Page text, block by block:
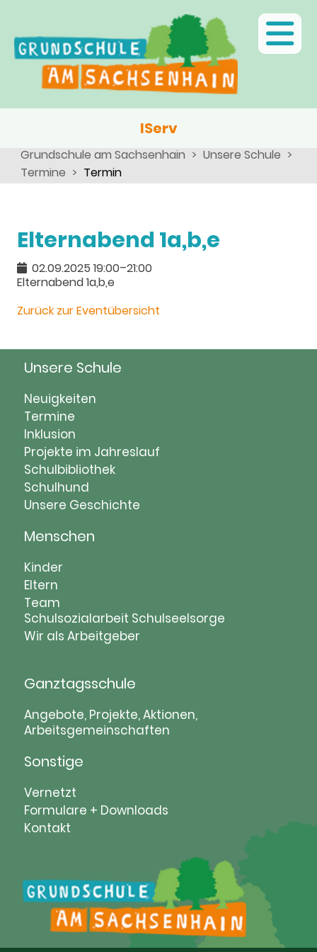
IServ
Grundschule am Sachsenhain
Unsere Schule
Termine
Termin
Elternabend 1a,b,e
02.09.2025 19:00–21:00
Elternabend 1a,b,e
Zurück zur Eventübersicht
Unsere Schule
Navigation
überspringen
Neuigkeiten
Termine
Inklusion
Projekte im Jahreslauf
Schulbibliothek
Schulhund
Unsere Geschichte
Menschen
Navigation
überspringen
Kinder
Eltern
Team
Schulsozialarbeit Schulseelsorge
Wir als Arbeitgeber
Ganztagsschule
Navigation
überspringen
Angebote, Projekte, Aktionen,
Arbeitsgemeinschaften
Sonstige
Navigation
überspringen
Vernetzt
Formulare + Downloads
Kontakt
Kinder
Eltern
Schulsozialarbeit
Schulseelsorge
Angebote, Projekte, Aktionen, Arbeitsgemeinschaften